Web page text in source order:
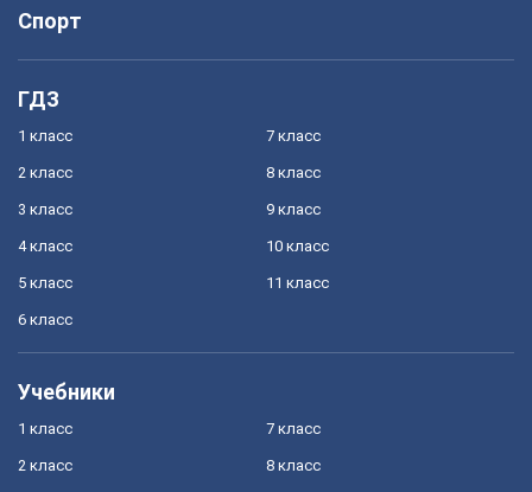
Спорт
ГДЗ
1 класс
2 класс
3 класс
4 класс
5 класс
6 класс
7 класс
8 класс
9 класс
10 класс
11 класс
Учебники
1 класс
2 класс
7 класс
8 класс